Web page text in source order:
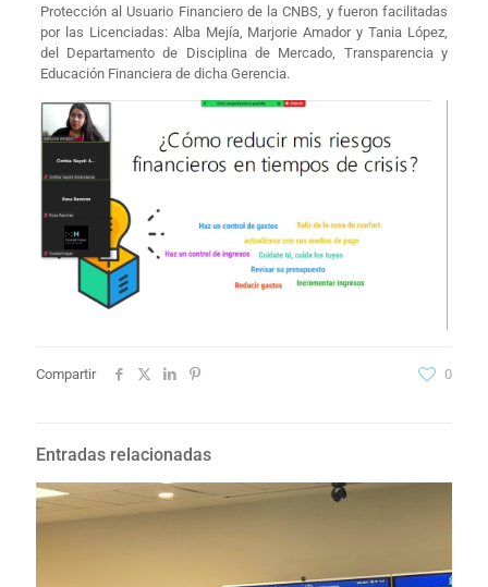
Protección al Usuario Financiero de la CNBS, y fueron facilitadas
por las Licenciadas: Alba Mejía, Marjorie Amador y Tania López,
del Departamento de Disciplina de Mercado, Transparencia y
Educación Financiera de dicha Gerencia.
Compartir 0
Entradas relacionadas